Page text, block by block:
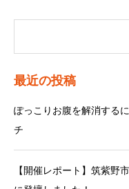
最近の投稿
ぽっこりお腹を解消する
チ
【開催レポート】筑紫野